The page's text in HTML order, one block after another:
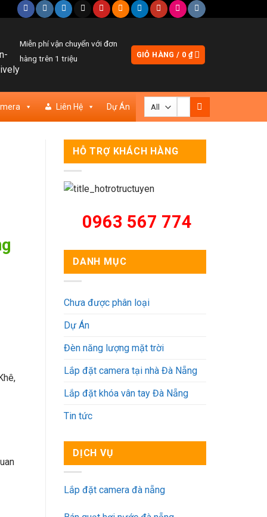
Miễn phí vận chuyển với đơn
hàng trên 1 triệu
GIỎ HÀNG / 0 ₫
Liên Hệ Dự Án
HỖ TRỢ KHÁCH HÀNG
0963 567 774
DANH MỤC
Chưa được phân loại
Dự Án
Đèn năng lượng mặt trời
Lắp đặt camera tại nhà Đà Nẵng
Lắp đặt khóa vân tay Đà Nẵng
Tin tức
DỊCH VỤ
Lắp đặt camera đà nẵng